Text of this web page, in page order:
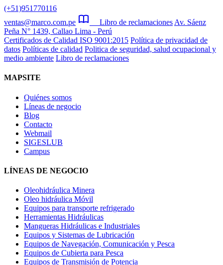
(+51)951770116
ventas@marco.com.pe
Libro de reclamaciones Av. Sáenz
Peña N° 1439, Callao Lima - Perú
Certificados de Calidad ISO 9001:2015 Política de privacidad de
datos Políticas de calidad Politica de seguridad, salud ocupacional y
medio ambiente Libro de reclamaciones
MAPSITE
Quiénes somos
Líneas de negocio
Blog
Contacto
Webmail
SIGESLUB
Campus
LÍNEAS DE NEGOCIO
Oleohidráulica Minera
Oleo hidráulica Móvil
Equipos para transporte refrigerado
Herramientas Hidráulicas
Mangueras Hidráulicas e Industriales
Equipos y Sistemas de Lubricación
Equipos de Navegación, Comunicación y Pesca
Equipos de Cubierta para Pesca
Equipos de Transmisión de Potencia